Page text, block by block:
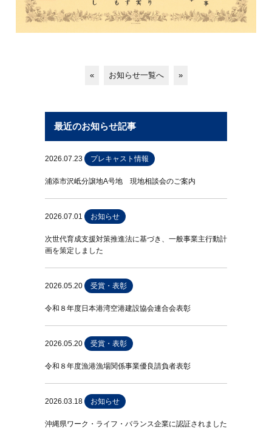
« お知らせ一覧へ »
最近のお知らせ記事
2026.07.23 プレキャスト情報
浦添市沢岻分譲地A号地 現地相談会のご案内
2026.07.01 お知らせ
次世代育成支援対策推進法に基づき、一般事業主行動計
画を策定しました
2026.05.20 受賞・表彰
令和８年度日本港湾空港建設協会連合会表彰
2026.05.20 受賞・表彰
令和８年度漁港漁場関係事業優良請負者表彰
2026.03.18 お知らせ
沖縄県ワーク・ライフ・バランス企業に認証されました